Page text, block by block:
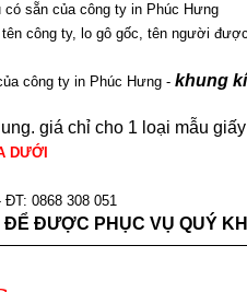
sẵn của công ty in Phúc Hưng
công ty, lo gô gốc, tên người
công ty in Phúc Hưng -khung
giá chỉ cho 1 loại mẫu
DƯỚI
0868 308 051
ĐƯỢC PHỤC VỤ QUÝ